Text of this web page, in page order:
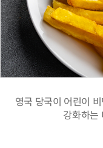
영국 당국이 어린이
강화하는